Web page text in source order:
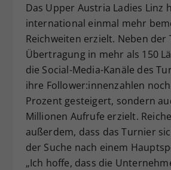
Das Upper Austria Ladies Linz
international einmal mehr
Reichweiten erzielt. Neben der
Übertragung in mehr als 150
die Social-Media-Kanäle des
ihre Follower:innenzahlen
Prozent gesteigert, sondern
Millionen Aufrufe erzielt.
außerdem, dass das Turnier
der Suche nach einem
„Ich hoffe, dass die